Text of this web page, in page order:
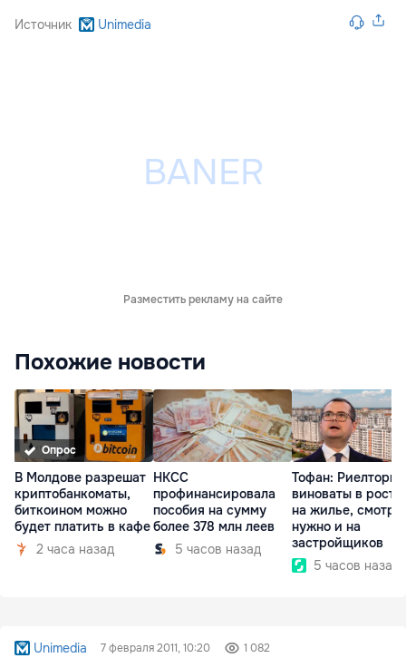
Источник Unimedia
Разместить рекламу на сайте
Похожие новости
Опрос
В Молдове разрешат
криптобанкоматы,
биткоином можно
будет платить в кафе
2 часа назад
НКСС
профинансировала
пособия на сумму
более 378 млн леев
5 часов назад
Тофан: Риелторы
виноваты в росте
на жилье,
нужно и на
застройщиков
5 часов назад
Unimedia 7 февраля 2011, 10:20 1 082